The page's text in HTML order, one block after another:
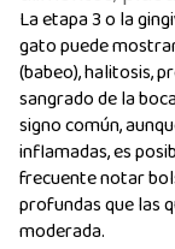
La etapa 3 o la
gato puede
(babeo), halitosis,
sangrado de la
signo común,
inflamadas, es
frecuente notar
profundas que las
moderada.